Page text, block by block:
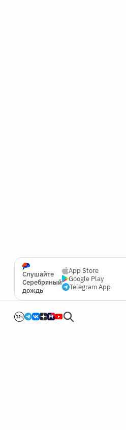
Слушайте
Серебряный
дождь
App Store
Google Play
Telegram App
12+